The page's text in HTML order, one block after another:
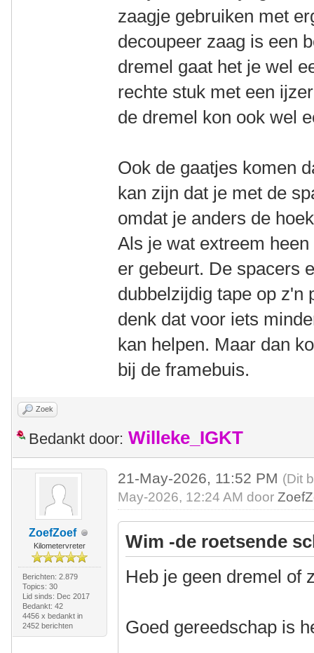
zaagje gebruiken met
decoupeer zaag is een
dremel gaat het je wel
rechte stuk met een
de dremel kon ook wel
Ook de gaatjes komen
kan zijn dat je met de
omdat je anders de
Als je wat extreem
er gebeurt. De spacers
dubbelzijdig tape op z'n
denk dat voor iets
kan helpen. Maar dan
bij de framebuis.
Zoek
Bedankt door: Willeke_IGKT
ZoefZoef
Kilometervreter
Berichten: 2.879
Topics: 30
Lid sinds: Dec 2017
Bedankt: 42
4456 x bedankt in
2452 berichten
21-May-2026, 11:52 PM (Dit
May-2026, 12:24 AM door
Wim -de roetsende
Heb je geen dremel of
Goed gereedschap is